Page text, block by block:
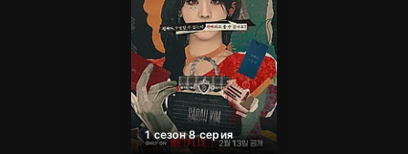
1 сезон 8 серия